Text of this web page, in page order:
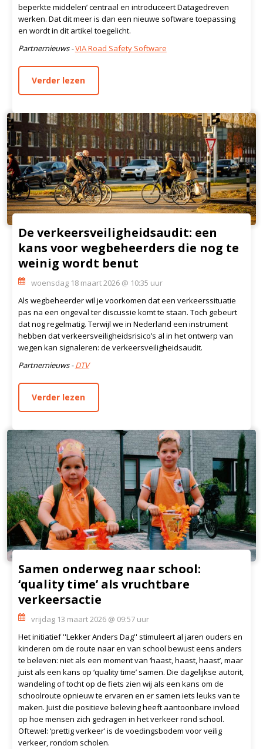
beperkte middelen’ centraal en introduceert Datagedreven
werken. Dat dit meer is dan een nieuwe software toepassing
en wordt in dit artikel toegelicht.
Partnernieuws -VIA Road Safety Software
Verder lezen
De verkeersveiligheidsaudit: een
kans voor wegbeheerders die nog te
weinig wordt benut
woensdag 18 maart 2026 @ 10:35 uur
Als wegbeheerder wil je voorkomen dat een verkeerssituatie
pas na een ongeval ter discussie komt te staan. Toch gebeurt
dat nog regelmatig. Terwijl we in Nederland een instrument
hebben dat verkeersveiligheidsrisico’s al in het ontwerp van
wegen kan signaleren: de verkeersveiligheidsaudit.
Partnernieuws -DTV
Verder lezen
Samen onderweg naar school:
‘quality time’ als vruchtbare
verkeersactie
vrijdag 13 maart 2026 @ 09:57 uur
Het initiatief ''Lekker Anders Dag'' stimuleert al jaren ouders en
kinderen om de route naar en van school bewust eens anders
te beleven: niet als een moment van ‘haast, haast, haast’, maar
juist als een kans op ‘quality time’ samen. Die dagelijkse autorit,
wandeling of tocht op de fiets zien wij als een kans om de
schoolroute opnieuw te ervaren en er samen iets leuks van te
maken. Juist die positieve beleving heeft aantoonbare invloed
op hoe mensen zich gedragen in het verkeer rond school.
Oftewel: ‘prettig verkeer’ is de voedingsbodem voor veilig
verkeer, rondom scholen.